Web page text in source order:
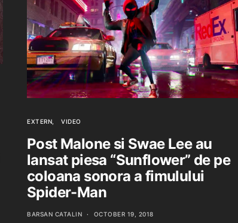
EXTERN VIDEO
Post Malone si Swae Lee au
lansat piesa “Sunflower” de pe
coloana sonora a fimulului
Spider-Man
BARSAN CATALIN OCTOBER 19, 2018